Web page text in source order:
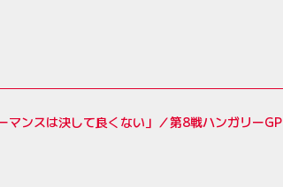
ンスは決して良くない」／第8戦ハンガリーGP